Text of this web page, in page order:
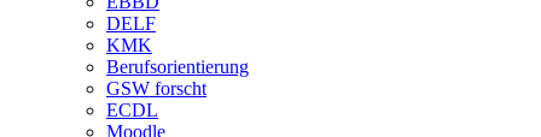
DELF
KMK
Berufsorientierung
GSW forscht
ECDL
Moodle